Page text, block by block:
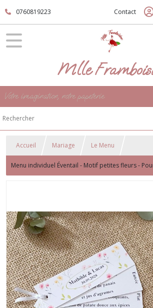
0760819223 Contact
Mlle
Votre imagination, notre papeterie
Accueil Mariage Le Menu
Menu individuel Éventail - Motif petites fleurs -